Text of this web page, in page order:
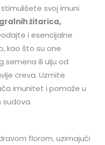
svoj imuni
žitarica,
i esencijalne
kao što su one
semena ili ulju od
creva. Uzmite
imunitet i pomaže u
sudova.
florom, uzimajući